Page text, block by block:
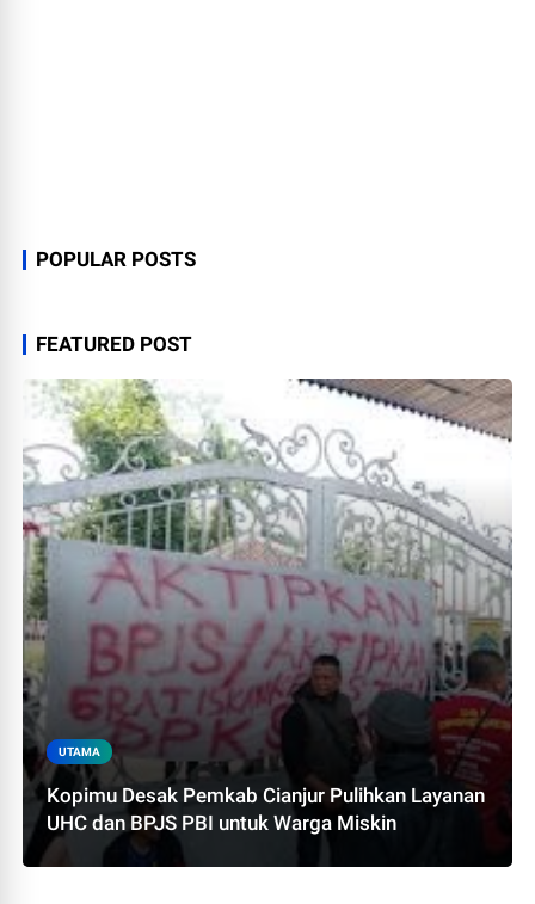
POPULAR POSTS
FEATURED POST
UTAMA
Kopimu Desak Pemkab Cianjur Pulihkan Layanan
UHC dan BPJS PBI untuk Warga Miskin